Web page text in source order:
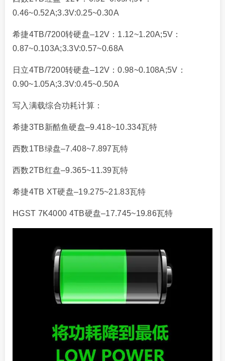
0.46~0.52A;3.3V:0.25~0.30A
希捷4TB/7200转硬盘–12V：1.12~1.20A;5V：
0.87~0.103A;3.3V:0.57~0.68A
日立4TB/7200转硬盘–12V：0.98~0.108A;5V：
0.90~1.05A;3.3V:0.45~0.50A
写入满载综合功耗计算：
希捷3TB新酷鱼硬盘–9.418~10.334瓦特
西数1TB绿盘–7.408~7.897瓦特
西数2TB红盘–9.365~11.39瓦特
希捷4TB XT硬盘–19.275~21.83瓦特
HGST 7K4000 4TB硬盘–17.745~19.86瓦特